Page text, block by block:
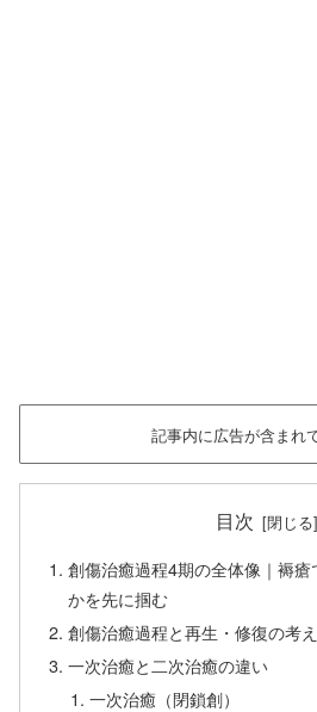
記事内に広告が含まれ
目次
創傷治癒過程4期の全体像｜褥
かを先に掴む
創傷治癒過程と再生・修復の考
一次治癒と二次治癒の違い
一次治癒（閉鎖創）